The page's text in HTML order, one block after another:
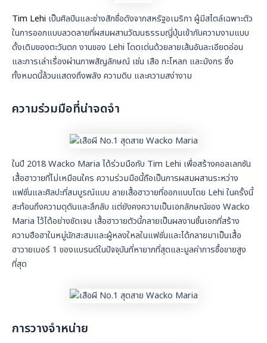
Tim Lehi เป็นศิลปินและช่างสักชื่อดังจากสหรัฐอเมริกา ผู้มีสไตล์เฉพาะตัว
ในการออกแบบลวดลายที่ผสมผสานวัฒนธรรมญี่ปุ่นเข้ากับความงามแบบ
ดั้งเดิมของตะวันตก งานของ Lehi โดดเด่นด้วยลายเส้นอันละเอียดอ่อน
และการเล่าเรื่องผ่านภาพสัญลักษณ์ เช่น เสือ กะโหลก และมังกร ซึ่ง
ทั้งหมดนี้ล้วนแสดงถึงพลัง ความดิบ และความสง่างาม
ความร่วมมือที่น่าจดจำ
ในปี 2018 Wacko Maria ได้ร่วมมือกับ Tim Lehi เพื่อสร้างคอลเลกชัน
เสื้อฮาวายที่ไม่เหมือนใคร ความร่วมมือนี้ถือเป็นการผสมผสานระหว่าง
แฟชั่นและศิลปะที่สมบูรณ์แบบ ลายเสื้อฮาวายที่ออกแบบโดย Lehi ในครั้งนี้
สะท้อนถึงความดุดันและลึกลับ แต่ยังคงความเป็นเอกลักษณ์ของ Wacko
Maria ไว้ได้อย่างชัดเจน เสื้อฮาวายตัวนี้กลายเป็นผลงานชิ้นเอกที่สร้าง
ความฮือฮาในหมู่นักสะสมและผู้หลงใหลในแฟชั่นและได้กลายมาเป็นเสื้อ
ฮาวายเบอร์ 1 ของแบรนด์ในปัจจุบันที่หายากที่สุดและมูลค่าการซื้อขายสูง
ที่สุด
การวางจำหน่าย